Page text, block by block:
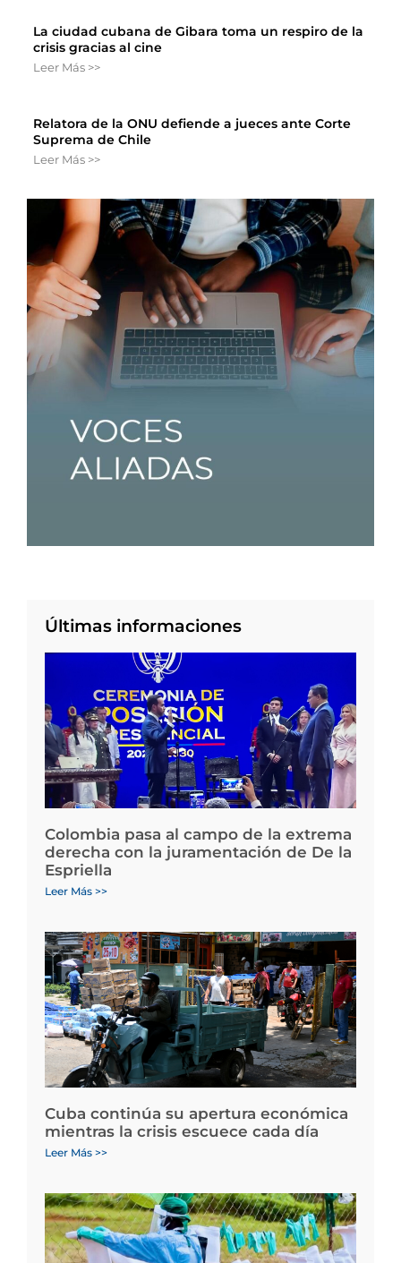
La ciudad cubana de Gibara toma un respiro de la
crisis gracias al cine
Leer Más >>
Relatora de la ONU defiende a jueces ante Corte
Suprema de Chile
Leer Más >>
Últimas informaciones
Colombia pasa al campo de la extrema
derecha con la juramentación de De la
Espriella
Leer Más >>
Cuba continúa su apertura económica
mientras la crisis escuece cada día
Leer Más >>